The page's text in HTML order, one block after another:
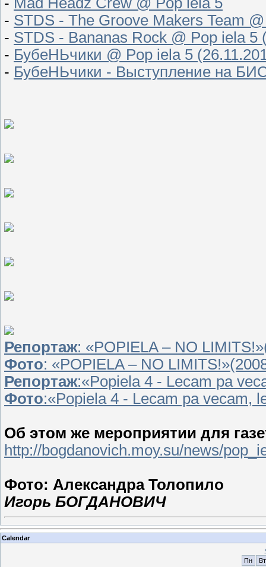
- STDS - The Groove Makers Team
- STDS - Bananas Rock @ Pop iela 5
- БубеНЬчики @ Pop iela 5
- БубеНЬчики - Выступление на
Репортаж: «POPIELA – NO
Фото: «POPIELA – NO
Репортаж:«Popiela 4 - Lecam pa
Фото:«Popiela 4 - Lecam pa vecam,
Об этом же мероприятии для
http://bogdanovich.moy.su/news/
Фото: Александра Толопило
Игорь БОГДАНОВИЧ
Calendar
Пн
Вт